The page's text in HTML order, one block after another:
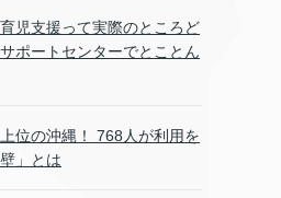
児支援って実際のところど
ポートセンターでとことん
位の沖縄！ 768人が利用を
」とは